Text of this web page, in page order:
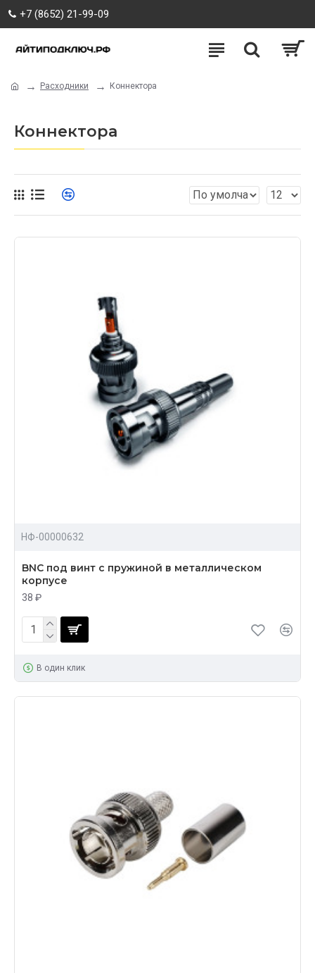
+7 (8652) 21-99-09
Расходники Коннектора
Коннектора
НФ-00000632
BNC под винт с пружиной в металлическом
корпусе
38 ₽
В один клик